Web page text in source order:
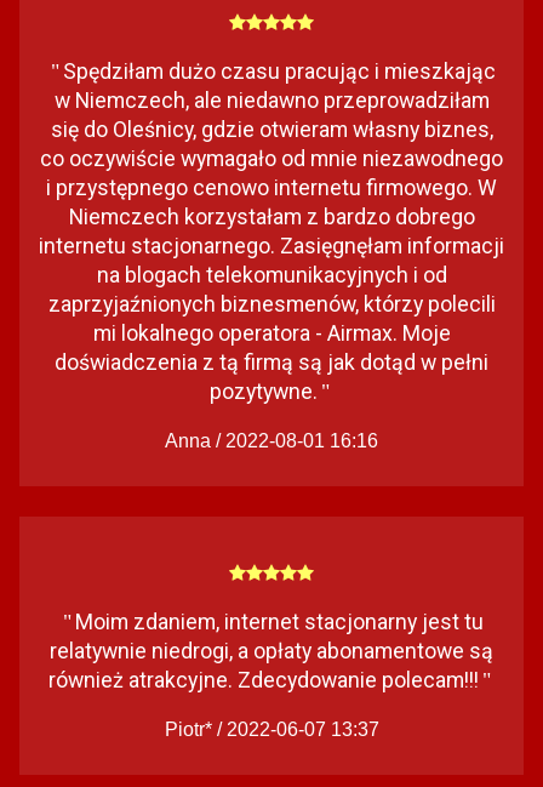
" Spędziłam dużo czasu pracując i mieszkając
w Niemczech, ale niedawno przeprowadziłam
się do Oleśnicy, gdzie otwieram własny biznes,
co oczywiście wymagało od mnie niezawodnego
i przystępnego cenowo internetu firmowego. W
Niemczech korzystałam z bardzo dobrego
internetu stacjonarnego. Zasięgnęłam informacji
na blogach telekomunikacyjnych i od
zaprzyjaźnionych biznesmenów, którzy polecili
mi lokalnego operatora - Airmax. Moje
doświadczenia z tą firmą są jak dotąd w pełni
pozytywne. "
Anna / 2022-08-01 16:16
" Moim zdaniem, internet stacjonarny jest tu
relatywnie niedrogi, a opłaty abonamentowe są
również atrakcyjne. Zdecydowanie polecam!!! "
Piotr* / 2022-06-07 13:37